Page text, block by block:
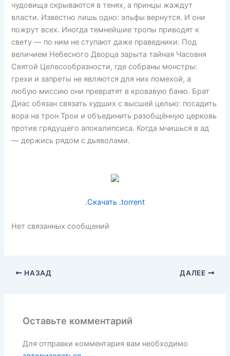
чудовища скрываются в тенях, а принцы жаждут
власти. Известно лишь одно: эльфы вернутся. И они
пожрут всех. Иногда темнейшие тропы приводят к
свету — по ним не ступают даже праведники. Под
величием Небесного Дворца зарыта тайная Часовня
Святой Целесообразности, где собраны монстры:
грехи и запреты не являются для них помехой, а
любую миссию они превратят в кровавую баню. Брат
Диас обязан связать худших с высшей целью: посадить
вора на трон Трои и объединить разобщённую церковь
против грядущего апокалипсиса. Когда мчишься в ад
— держись рядом с дьяволами.
.Скачать .torrent
Нет связанных сообщений
НАЗАД ДАЛЕЕ
Оставьте комментарий
Для отправки комментария вам необходимо